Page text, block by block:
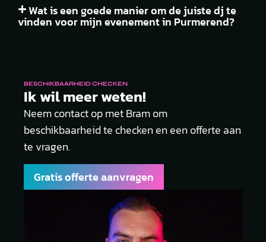
Wat is een goede manier om de juiste dj te
vinden voor mijn evenement in Purmerend?
BESCHIKBAARHEID CHECKEN
Ik wil meer weten!
Neem contact op met Bram om
beschikbaarheid te checken en een offerte aan
te vragen.
Gratis offerte aanvragen